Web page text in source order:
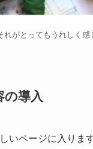
れがとってもうれしく
導入
いページに入りま